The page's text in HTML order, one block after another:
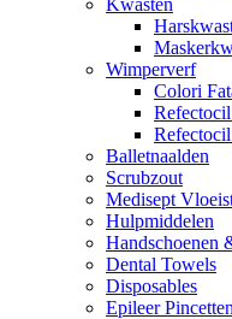
Wimperverf
Colori
Balletnaalden
Scrubzout
Medisept
Hulpmiddelen
Handschoenen
Dental Towels
Disposables
Epileer Pincetten